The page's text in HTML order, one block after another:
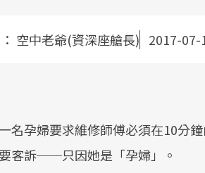
空中老爺(資深座艙長) 2017-07-
名孕婦要求維修師傅必須在10分
客訴──只因她是「孕婦」。
照3.0」的
關注的核
改善行動